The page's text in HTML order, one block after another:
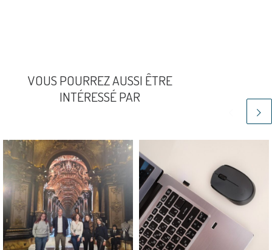
VOUS POURREZ AUSSI ÊTRE
INTÉRESSÉ PAR